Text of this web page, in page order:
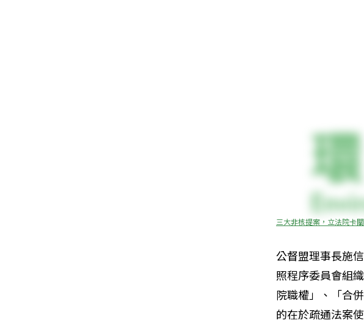
三大非核提案，立法院卡
公督盟理事長施
照程序委員會組
院職權」、「合
的在於疏通法案